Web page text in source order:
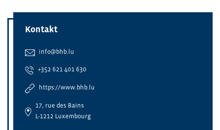
Kontakt
info@bhb.lu
+352 621 401 630
https://www.bhb.lu
17, rue des Bains
L-1212 Luxembourg